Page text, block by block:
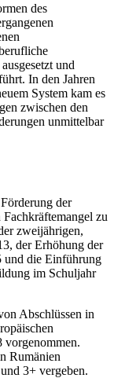
des
und
In den Jahren
System kam es
zwischen den
unmittelbar
der
zu
zweijährigen,
der Erhöhung der
und die Einführung
im Schuljahr
Abschlüssen in
vorgenommen.
Rumänien
3+ vergeben.